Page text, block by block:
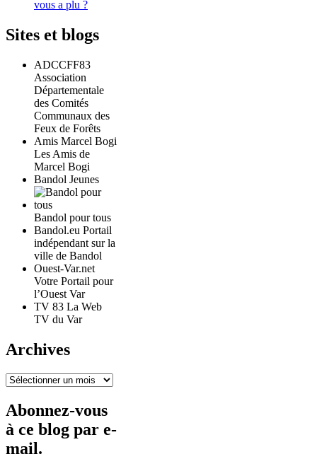
vous a plu ?
Sites et blogs
ADCCFF83
Association
Départementale
des Comités
Communaux des
Feux de Forêts
Amis Marcel Bogi
Les Amis de
Marcel Bogi
Bandol Jeunes
Bandol pour tous
Bandol.eu Portail
indépendant sur la
ville de Bandol
Ouest-Var.net
Votre Portail pour
l’Ouest Var
TV 83 La Web
TV du Var
Archives
Archives
Abonnez-vous
à ce blog par e-
mail.